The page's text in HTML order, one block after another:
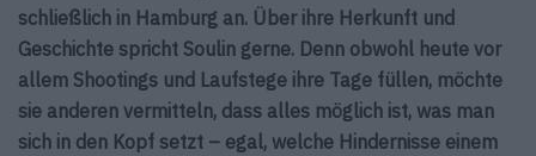
schließlich in Hamburg an. Über ihre Herkunft und
Geschichte spricht Soulin gerne. Denn obwohl heute vor
allem Shootings und Laufstege ihre Tage füllen, möchte
sie anderen vermitteln, dass alles möglich ist, was man
sich in den Kopf setzt – egal, welche Hindernisse einem